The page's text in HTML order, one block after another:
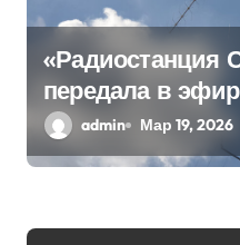
«Радиостанция
передала в
admin Мар 19, 2026